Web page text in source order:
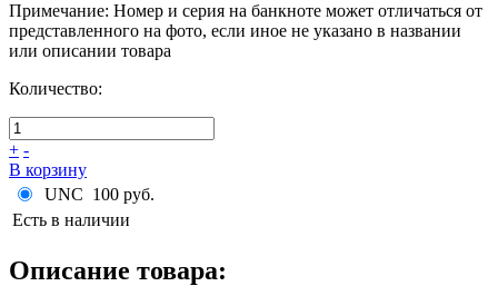
Примечание: Номер и серия на банкноте может отличаться от
представленного на фото, если иное не указано в названии
или описании товара
Количество:
+ -
В корзину
UNC 100 руб.
Есть в наличии
Описание товара: